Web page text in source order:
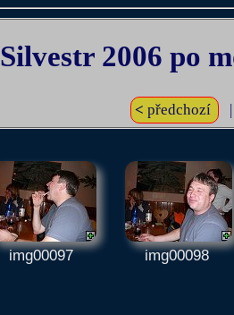
Silvestr 2006 po
< předchozí
img00097 img00098